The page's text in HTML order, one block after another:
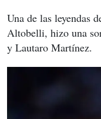
Una de las leyendas
Altobelli, hizo una
y Lautaro Martínez.